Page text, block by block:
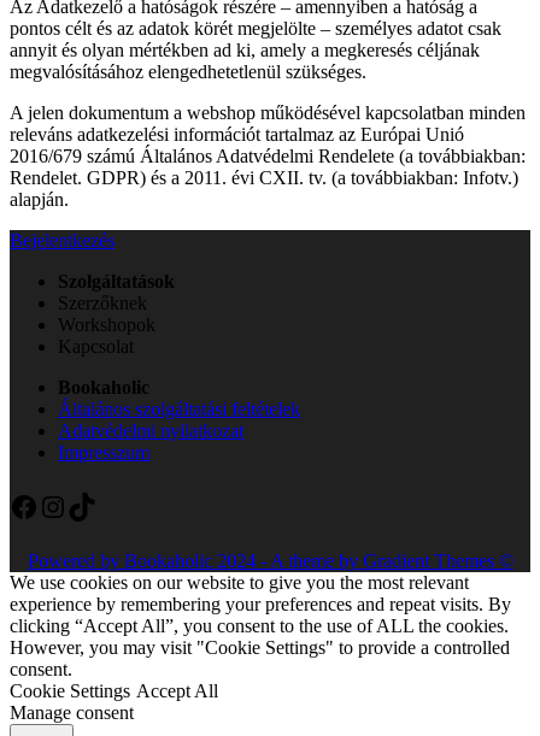
Az Adatkezelő a hatóságok részére – amennyiben a hatóság a
pontos célt és az adatok körét megjelölte – személyes adatot csak
annyit és olyan mértékben ad ki, amely a megkeresés céljának
megvalósításához elengedhetetlenül szükséges.
A jelen dokumentum a webshop működésével kapcsolatban minden
releváns adatkezelési információt tartalmaz az Európai Unió
2016/679 számú Általános Adatvédelmi Rendelete (a továbbiakban:
Rendelet. GDPR) és a 2011. évi CXII. tv. (a továbbiakban: Infotv.)
alapján.
Bejelentkezés
Szolgáltatások
Szerzőknek
Workshopok
Kapcsolat
Bookaholic
Általános szolgáltatási feltételek
Adatvédelmi nyilatkozat
Impresszum
Facebook
Instagram
TikTok
Powered by Bookaholic 2024 - A theme by Gradient Themes ©
We use cookies on our website to give you the most relevant
experience by remembering your preferences and repeat visits. By
clicking “Accept All”, you consent to the use of ALL the cookies.
However, you may visit "Cookie Settings" to provide a controlled
consent.
Cookie Settings Accept All
Manage consent